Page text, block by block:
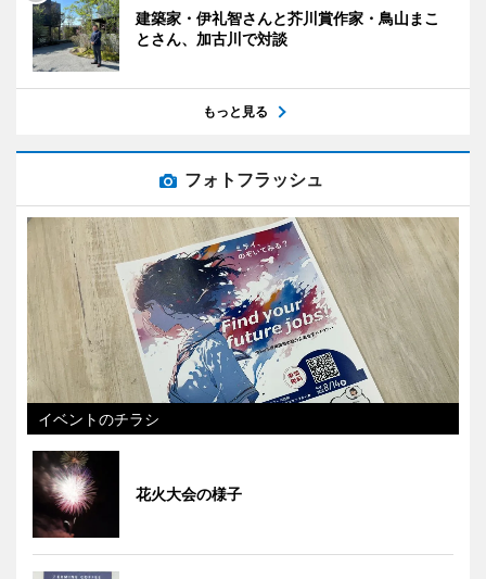
建築家・伊礼智さんと芥川賞作家・鳥山まこ
とさん、加古川で対談
もっと見る
フォトフラッシュ
イベントのチラシ
花火大会の様子